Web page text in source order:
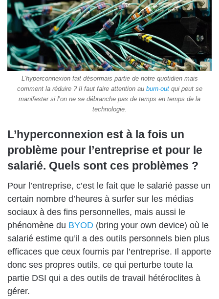
L’hyperconnexion fait désormais partie de notre quotidien mais
comment la réduire ? Il faut faire attention au burn-outqui peut se
manifester si l’on ne se débranche pas de temps en temps de la
technologie.
L’hyperconnexion est à la fois un
problème pour l’entreprise et pour le
salarié. Quels sont ces problèmes ?
Pour l’entreprise, c’est le fait que le salarié passe un
certain nombre d’heures à surfer sur les médias
sociaux à des fins personnelles, mais aussi le
phénomène du BYOD (bring your own device) où le
salarié estime qu’il a des outils personnels bien plus
efficaces que ceux fournis par l’entreprise. Il apporte
donc ses propres outils, ce qui perturbe toute la
partie DSI qui a des outils de travail hétéroclites à
gérer.